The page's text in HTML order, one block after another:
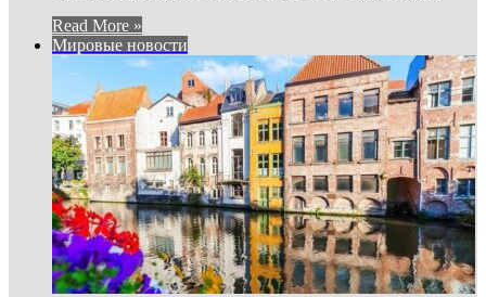
Read More »
Мировые новости